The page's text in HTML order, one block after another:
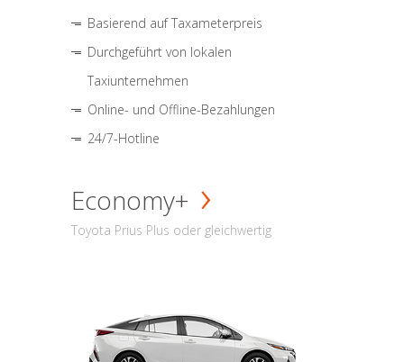
Basierend auf Taxameterpreis
Durchgeführt von lokalen
Taxiunternehmen
Online- und Offline-Bezahlungen
24/7-Hotline
Economy+
Toyota Prius Plus oder gleichwertig